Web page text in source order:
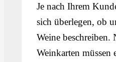
Je nach Ihrem
sich überlegen, ob
Weine beschreiben.
Weinkarten müssen